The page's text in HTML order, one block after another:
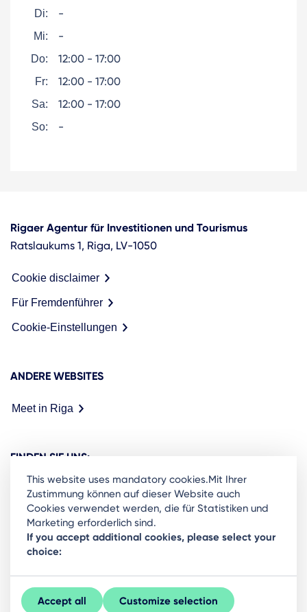
Di: -
Mi: -
Do: 12:00 - 17:00
Fr: 12:00 - 17:00
Sa: 12:00 - 17:00
So: -
Rigaer Agentur für Investitionen und Tourismus
Ratslaukums 1, Riga, LV-1050
Cookie disclaimer
Für Fremdenführer
Cookie-Einstellungen
ANDERE WEBSITES
Meet in Riga
FINDEN SIE UNS:
Ready to stay in the loop on Rigas business
community? Subscribe to our newsletter.
Sign Up
This website uses mandatory cookies.Mit Ihrer
Zustimmung können auf dieser Website auch
Cookies verwendet werden, die für Statistiken und
Marketing erforderlich sind.
If you accept additional cookies, please select your
choice:
Accept all Customize selection